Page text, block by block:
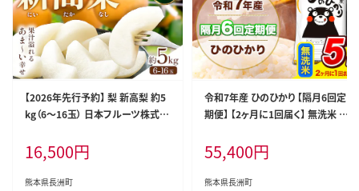
【2026年先行予約】 梨 新高梨 約5
kg（6～16玉） 日本フルーツ株式会
県 荒尾市 新高梨 梨 果物 フルーツ
スイーツ デザート ギフト ご贈答---
sn_nfntn_ad9_r8_16500_5kg--
16,500円
熊本県長洲町
令和7年産 ひのひかり 【隔月6回定
期便】 【2ヶ月に1回届く】 無洗米 5k
込み翌月から出荷》 熊本県産 精米
ひの 米 こめ お米 熊本県 長洲町---
hn7tei_55400_5kg_ev2mo6_n
55,400円
熊本県長洲町